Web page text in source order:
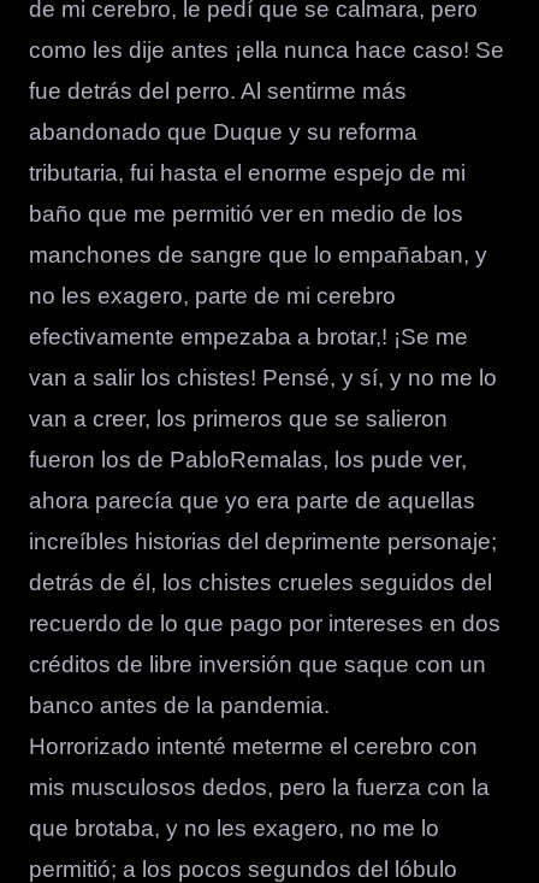
de mi cerebro, le pedí que se calmara, pero
como les dije antes ¡ella nunca hace caso! Se
fue detrás del perro. Al sentirme más
abandonado que Duque y su reforma
tributaria, fui hasta el enorme espejo de mi
baño que me permitió ver en medio de los
manchones de sangre que lo empañaban, y
no les exagero, parte de mi cerebro
efectivamente empezaba a brotar,! ¡Se me
van a salir los chistes! Pensé, y sí, y no me lo
van a creer, los primeros que se salieron
fueron los de PabloRemalas, los pude ver,
ahora parecía que yo era parte de aquellas
increíbles historias del deprimente personaje;
detrás de él, los chistes crueles seguidos del
recuerdo de lo que pago por intereses en dos
créditos de libre inversión que saque con un
banco antes de la pandemia.
Horrorizado intenté meterme el cerebro con
mis musculosos dedos, pero la fuerza con la
que brotaba, y no les exagero, no me lo
permitió; a los pocos segundos del lóbulo